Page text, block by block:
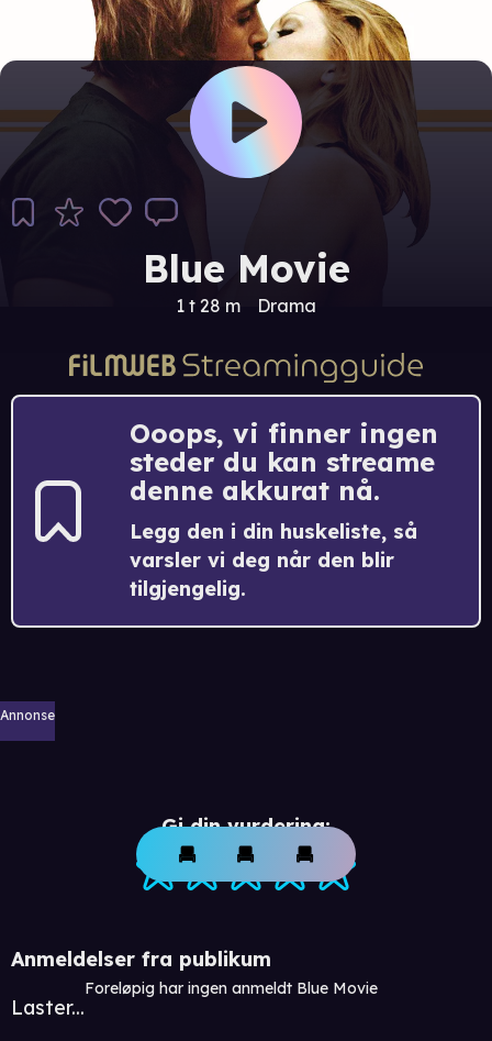
Blue Movie
1 t 28 m Drama
Ooops, vi finner ingen
steder du kan streame
denne akkurat nå.
Legg den i din huskeliste, så
varsler vi deg når den blir
tilgjengelig.
Annonse
Gi din vurdering:
Anmeldelser fra publikum
Laster...
Foreløpig har ingen anmeldt Blue Movie